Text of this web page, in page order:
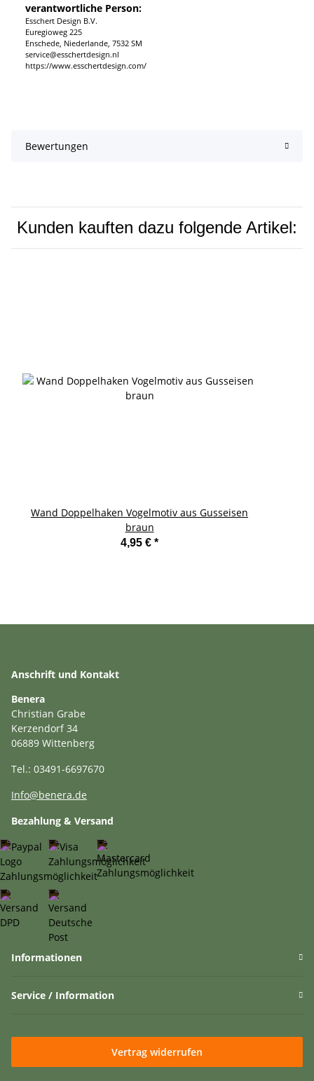
verantwortliche Person:
Esschert Design B.V.
Euregioweg 225
Enschede, Niederlande, 7532 SM
service@esschertdesign.nl
https://www.esschertdesign.com/
Bewertungen
Kunden kauften dazu folgende Artikel:
Wand Doppelhaken Vogelmotiv aus Gusseisen
braun
4,95 € *
Anschrift und Kontakt
Benera
Christian Grabe
Kerzendorf 34
06889 Wittenberg
Tel.: 03491-6697670
Info@benera.de
Bezahlung & Versand
Informationen
Service / Information
Vertrag widerrufen